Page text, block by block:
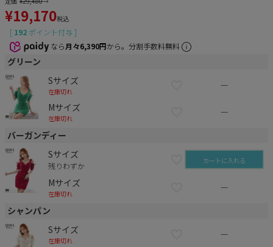
¥19,170税込
[ 192 ポイント付与 ]
なら月々6,390円から。分割手数料無料
グリーン
Sサイズ
在庫切れ
—
Mサイズ
在庫切れ
—
バーガンディー
Sサイズ
残りわずか カートに入れる
Mサイズ
在庫切れ
—
シャンパン
Sサイズ
在庫切れ
—